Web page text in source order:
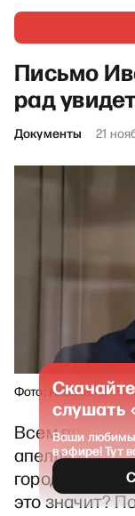
Письмо
рад
Документы 21
Фото: Александр
Всем привет!
апелляция на
городского
это значит?
слушать
Ваши
в эфире! Тут